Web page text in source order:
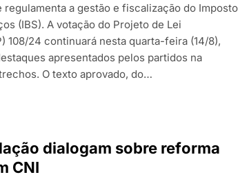
regulamenta a gestão e fiscalização do Imposto
(IBS). A votação do Projeto de Lei
108/24 continuará nesta quarta-feira (14/8),
apresentados pelos partidos na
O texto aprovado, do…
dialogam sobre reforma
CNI